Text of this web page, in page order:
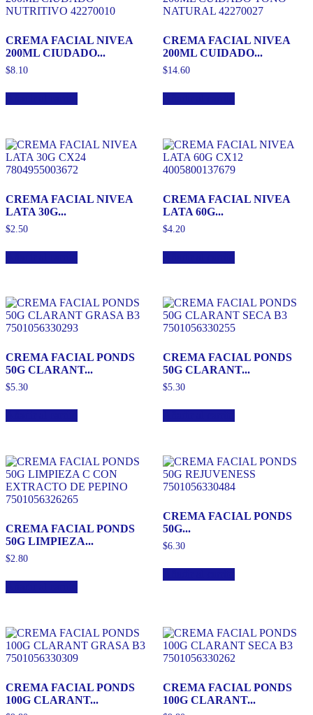
CREMA FACIAL NIVEA
200ML CIUDADO...
$8.10
CREMA FACIAL NIVEA
200ML CUIDADO...
$14.60
CREMA FACIAL NIVEA
LATA 30G...
$2.50
CREMA FACIAL NIVEA
LATA 60G...
$4.20
CREMA FACIAL PONDS
50G CLARANT...
$5.30
CREMA FACIAL PONDS
50G CLARANT...
$5.30
CREMA FACIAL PONDS
50G LIMPIEZA...
$2.80
CREMA FACIAL PONDS
50G...
$6.30
CREMA FACIAL PONDS
100G CLARANT...
CREMA FACIAL PONDS
100G CLARANT...